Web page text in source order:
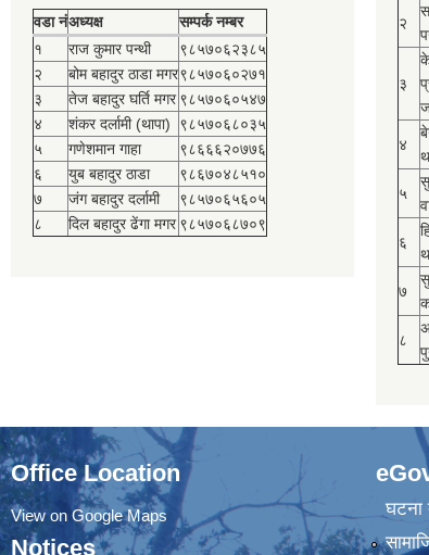
वडा नंअध्यक्ष
सम्पर्क नम्बर
१
राज कुमार पन्थी
९८५७०६२३८५
२
बोम बहादुर ठाडा मगर९८५७०६०२७१
३
तेज बहादुर घर्ति मगर ९८५७०६०५४७
४
शंकर दर्लामी (थापा)
९८५७०६८०३५
५
गणेशमान गाहा
९८६६६२०७७६
६
युब बहादुर ठाडा
९८६७०४८५१०
७
जंग बहादुर दर्लामी
९८५७०६५६०५
८
दिल बहादुर ढेंगा मगर ९८५७०६८७०९
२
३
४
५
६
७
८
Office Location
View on Google Maps
Notices
घटना